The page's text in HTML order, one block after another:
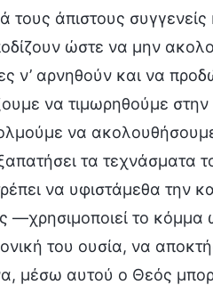
άπιστους
ώστε να μην
ν’ αρνηθούν και να
να τιμωρηθούμε στην
να
τα τεχνάσματα
να υφιστάμεθα την
—χρησιμοποιεί το
του ουσία, να
μέσω αυτού ο Θεός